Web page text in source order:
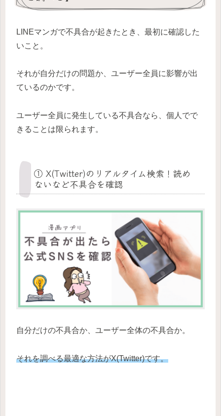
LINEマンガで不具合が起きたとき、最初に確認した
いこと。
それが自分だけの問題か、ユーザー全員に影響が出
ているのかです。
ユーザー全員に発生している不具合なら、個人でで
きることは限られます。
① X(Twitter)のリアルタイム検索！読め
ないなど不具合を確認
自分だけの不具合か、ユーザー全体の不具合か。
それを調べる最適な方法がX(Twitter)です。